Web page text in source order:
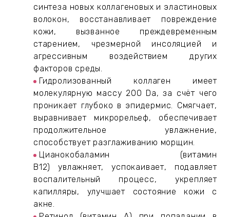
keyboard_arrow_right
keyboard_arrow_right
синтеза новых коллагеновых и эластиновых
волокон, восстанавливает повреждение
кожи, вызванное преждевременным
старением, чрезмерной инсоляцией и
агрессивным воздействием других
факторов среды.
Гидролизованный коллаген имеет
молекулярную массу 200 Da, за счёт чего
проникает глубоко в эпидермис. Смягчает,
выравнивает микрорельеф, обеспечивает
продолжительное увлажнение,
способствует разглаживанию морщин.
Цианокобаламин (витамин
B12) увлажняет, успокаивает, подавляет
воспалительный процесс, укрепляет
капилляры, улучшает состояние кожи с
акне.